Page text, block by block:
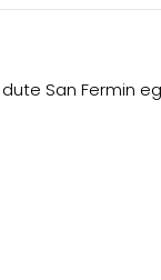
San Fermin